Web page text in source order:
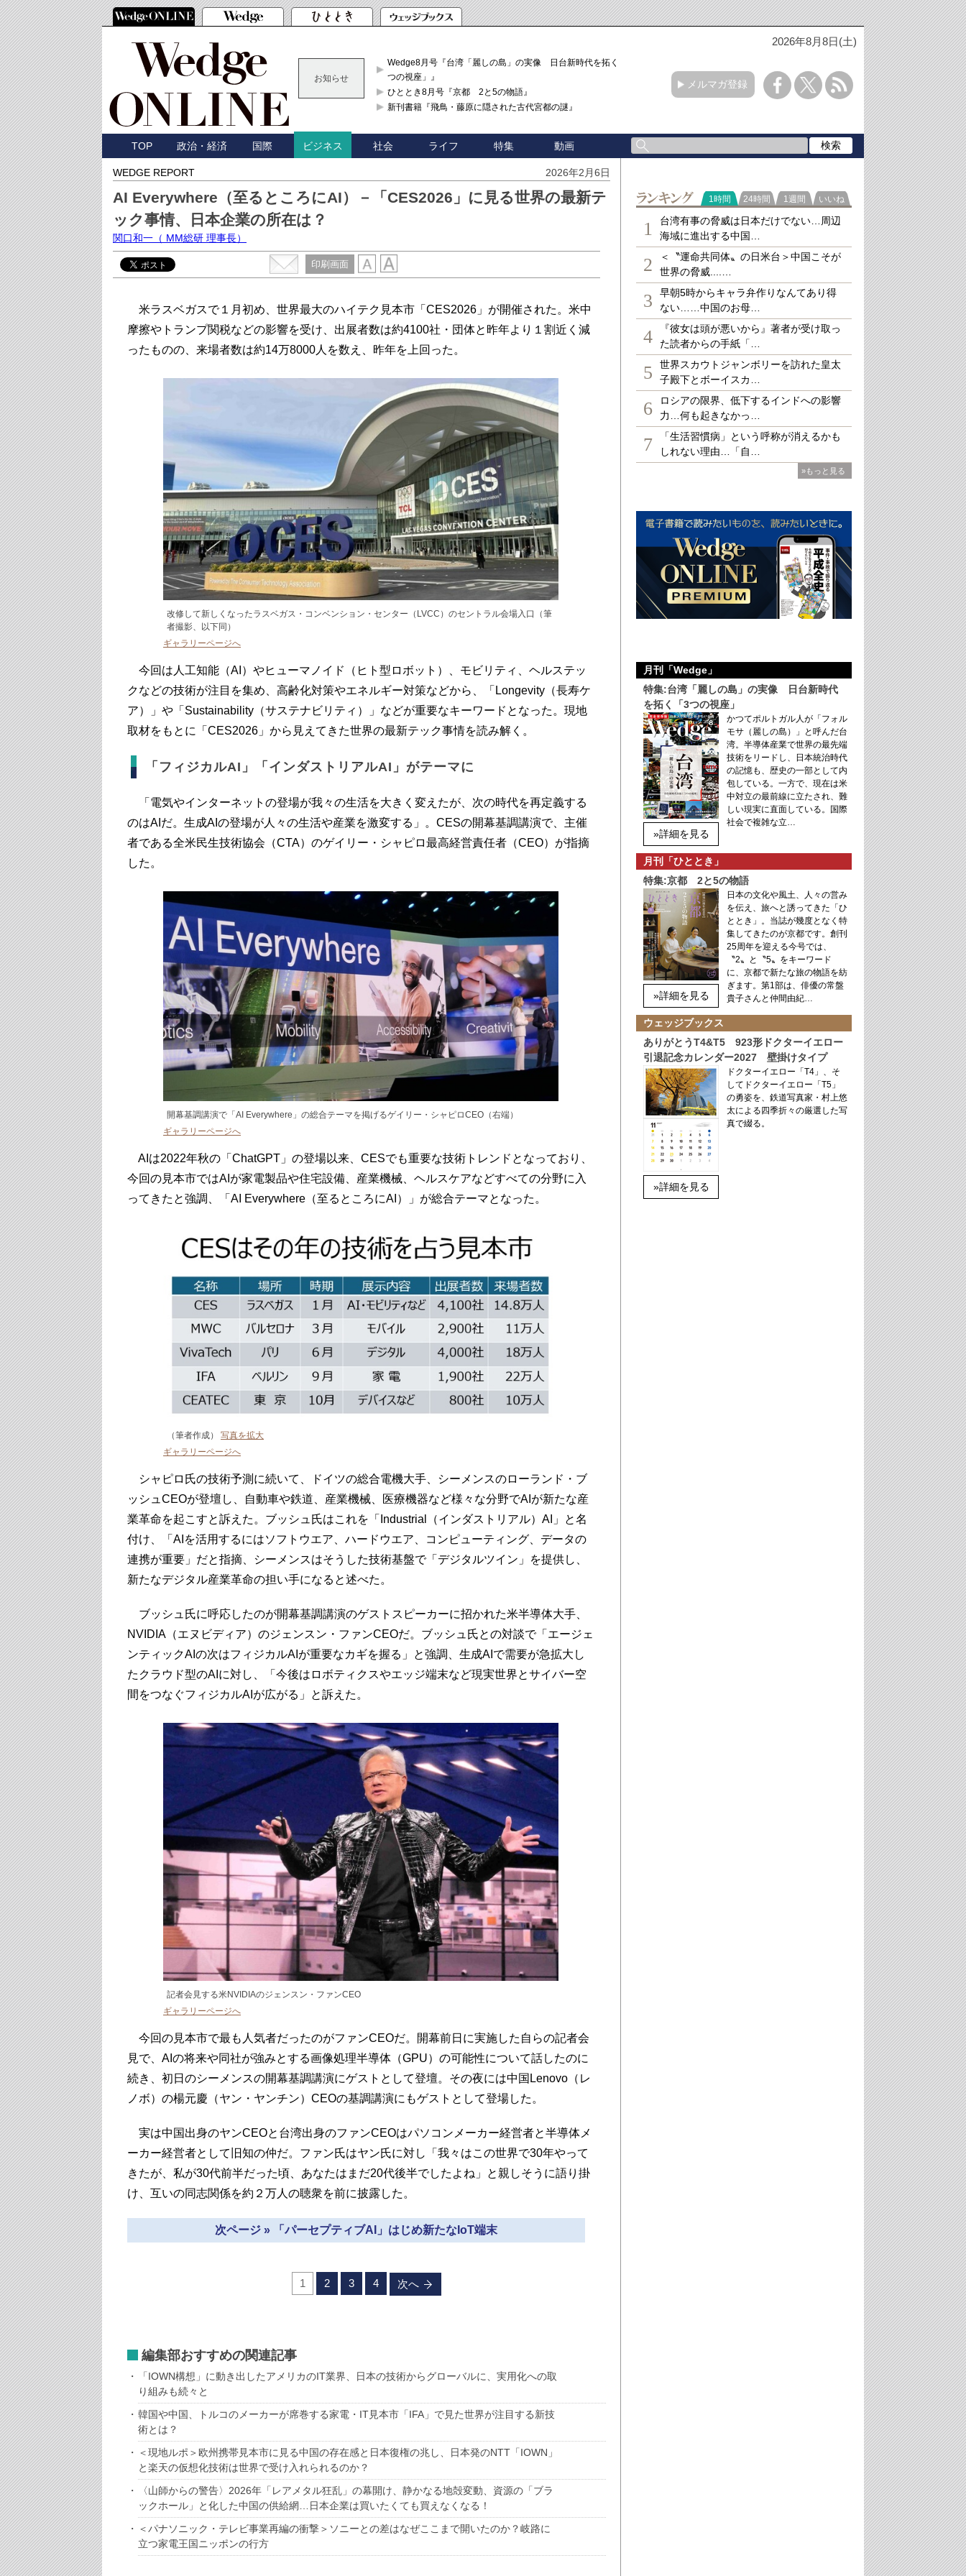
2026年8月8日(土)
お知らせ
Wedge8月号『台湾「麗しの島」の実像 日台新時代を拓く「3
つの視座」』
ひととき8月号『京都 2と5の物語』
新刊書籍『飛鳥・藤原に隠された古代宮都の謎』
メルマガ登録
TOP 政治・経済 国際 ビジネス 社会 ライフ 特集 動画
WEDGE REPORT 2026年2月6日
AI Everywhere（至るところにAI）－「CES2026」に見る世界の最新テ
ック事情、日本企業の所在は？
関口和一 （ MM総研 理事長）
印刷画面
米ラスベガスで１月初め、世界最大のハイテク見本市「CES2026」が開催された。米中
摩擦やトランプ関税などの影響を受け、出展者数は約4100社・団体と昨年より１割近く減
ったものの、来場者数は約14万8000人を数え、昨年を上回った。
改修して新しくなったラスベガス・コンベンション・センター（LVCC）のセントラル会場入口（筆
者撮影、以下同）
ギャラリーページへ
今回は人工知能（AI）やヒューマノイド（ヒト型ロボット）、モビリティ、ヘルステッ
クなどの技術が注目を集め、高齢化対策やエネルギー対策などから、「Longevity（長寿ケ
ア）」や「Sustainability（サステナビリティ）」などが重要なキーワードとなった。現地
取材をもとに「CES2026」から見えてきた世界の最新テック事情を読み解く。
「フィジカルAI」「インダストリアルAI」がテーマに
「電気やインターネットの登場が我々の生活を大きく変えたが、次の時代を再定義する
のはAIだ。生成AIの登場が人々の生活や産業を激変する」。CESの開幕基調講演で、主催
者である全米民生技術協会（CTA）のゲイリー・シャピロ最高経営責任者（CEO）が指摘
した。
開幕基調講演で「AI Everywhere」の総合テーマを掲げるゲイリー・シャピロCEO（右端）
ギャラリーページへ
AIは2022年秋の「ChatGPT」の登場以来、CESでも重要な技術トレンドとなっており、
今回の見本市ではAIが家電製品や住宅設備、産業機械、ヘルスケアなどすべての分野に入
ってきたと強調、「AI Everywhere（至るところにAI）」が総合テーマとなった。
（筆者作成） 写真を拡大
ギャラリーページへ
シャピロ氏の技術予測に続いて、ドイツの総合電機大手、シーメンスのローランド・ブ
ッシュCEOが登壇し、自動車や鉄道、産業機械、医療機器など様々な分野でAIが新たな産
業革命を起こすと訴えた。ブッシュ氏はこれを「Industrial（インダストリアル）AI」と名
付け、「AIを活用するにはソフトウエア、ハードウエア、コンピューティング、データの
連携が重要」だと指摘、シーメンスはそうした技術基盤で「デジタルツイン」を提供し、
新たなデジタル産業革命の担い手になると述べた。
ブッシュ氏に呼応したのが開幕基調講演のゲストスピーカーに招かれた米半導体大手、
NVIDIA（エヌビディア）のジェンスン・ファンCEOだ。ブッシュ氏との対談で「エージェ
ンティックAIの次はフィジカルAIが重要なカギを握る」と強調、生成AIで需要が急拡大し
たクラウド型のAIに対し、「今後はロボティクスやエッジ端末など現実世界とサイバー空
間をつなぐフィジカルAIが広がる」と訴えた。
記者会見する米NVIDIAのジェンスン・ファンCEO
ギャラリーページへ
今回の見本市で最も人気者だったのがファンCEOだ。開幕前日に実施した自らの記者会
見で、AIの将来や同社が強みとする画像処理半導体（GPU）の可能性について話したのに
続き、初日のシーメンスの開幕基調講演にゲストとして登壇。その夜には中国Lenovo（レ
ノボ）の楊元慶（ヤン・ヤンチン）CEOの基調講演にもゲストとして登場した。
実は中国出身のヤンCEOと台湾出身のファンCEOはパソコンメーカー経営者と半導体メ
ーカー経営者として旧知の仲だ。ファン氏はヤン氏に対し「我々はこの世界で30年やって
きたが、私が30代前半だった頃、あなたはまだ20代後半でしたよね」と親しそうに語り掛
け、互いの同志関係を約２万人の聴衆を前に披露した。
次ページ » 「パーセプティブAI」はじめ新たなIoT端末
1 2 3 4 次へ
編集部おすすめの関連記事
「IOWN構想」に動き出したアメリカのIT業界、日本の技術からグローバルに、実用化への取
り組みも続々と
韓国や中国、トルコのメーカーが席巻する家電・IT見本市「IFA」で見た世界が注目する新技
術とは？
＜現地ルポ＞欧州携帯見本市に見る中国の存在感と日本復権の兆し、日本発のNTT「IOWN」
と楽天の仮想化技術は世界で受け入れられるのか？
〈山師からの警告〉2026年「レアメタル狂乱」の幕開け、静かなる地殻変動、資源の「ブラ
ックホール」と化した中国の供給網…日本企業は買いたくても買えなくなる！
＜パナソニック・テレビ事業再編の衝撃＞ソニーとの差はなぜここまで開いたのか？岐路に
立つ家電王国ニッポンの行方
ランキング
1時間 24時間 1週間 いいね
1
台湾有事の脅威は日本だけでない…周辺
海域に進出する中国…
2
＜〝運命共同体〟の日米台＞中国こそが
世界の脅威....…
3
早朝5時からキャラ弁作りなんてあり得
ない……中国のお母…
4
『彼女は頭が悪いから』著者が受け取っ
た読者からの手紙「…
5
世界スカウトジャンボリーを訪れた皇太
子殿下とボーイスカ…
6
ロシアの限界、低下するインドへの影響
力…何も起きなかっ…
7
「生活習慣病」という呼称が消えるかも
しれない理由…「自…
»もっと見る
月刊「Wedge」
特集:台湾「麗しの島」の実像 日台新時代
を拓く「3つの視座」
»詳細を見る
かつてポルトガル人が「フォル
モサ（麗しの島）」と呼んだ台
湾。半導体産業で世界の最先端
技術をリードし、日本統治時代
の記憶も、歴史の一部として内
包している。一方で、現在は米
中対立の最前線に立たされ、難
しい現実に直面している。国際
社会で複雑な立…
月刊「ひととき」
特集:京都 2と5の物語
»詳細を見る
日本の文化や風土、人々の営み
を伝え、旅へと誘ってきた「ひ
ととき」。当誌が幾度となく特
集してきたのが京都です。創刊
25周年を迎える今号では、
〝2〟と〝5〟をキーワード
に、京都で新たな旅の物語を紡
ぎます。第1部は、俳優の常盤
貴子さんと仲間由紀…
ウェッジブックス
ありがとうT4&T5 923形ドクターイエロー
引退記念カレンダー2027 壁掛けタイプ
»詳細を見る
ドクターイエロー「T4」、そ
してドクターイエロー「T5」
の勇姿を、鉄道写真家・村上悠
太による四季折々の厳選した写
真で綴る。